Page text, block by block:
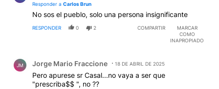
Responder a Carlos Brun
No sos el pueblo, solo una persona insignificante
RESPONDER 0 2 COMPARTIR
MARCAR
COMO
INAPROPIADO
JM Jorge Mario Fraccione 18 DE ABRIL DE 2025
Pero apurese sr Casal...no vaya a ser que
"prescriba$$ ", no ??